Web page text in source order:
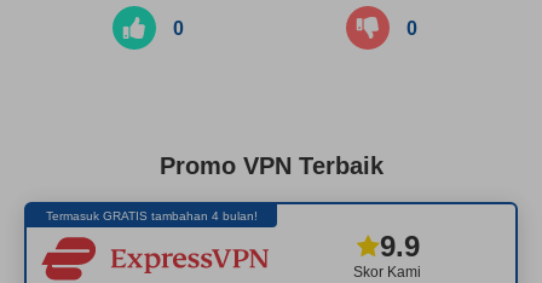
0 0
Promo VPN Terbaik
Termasuk GRATIS tambahan 4 bulan!
Skor Kami
9.9